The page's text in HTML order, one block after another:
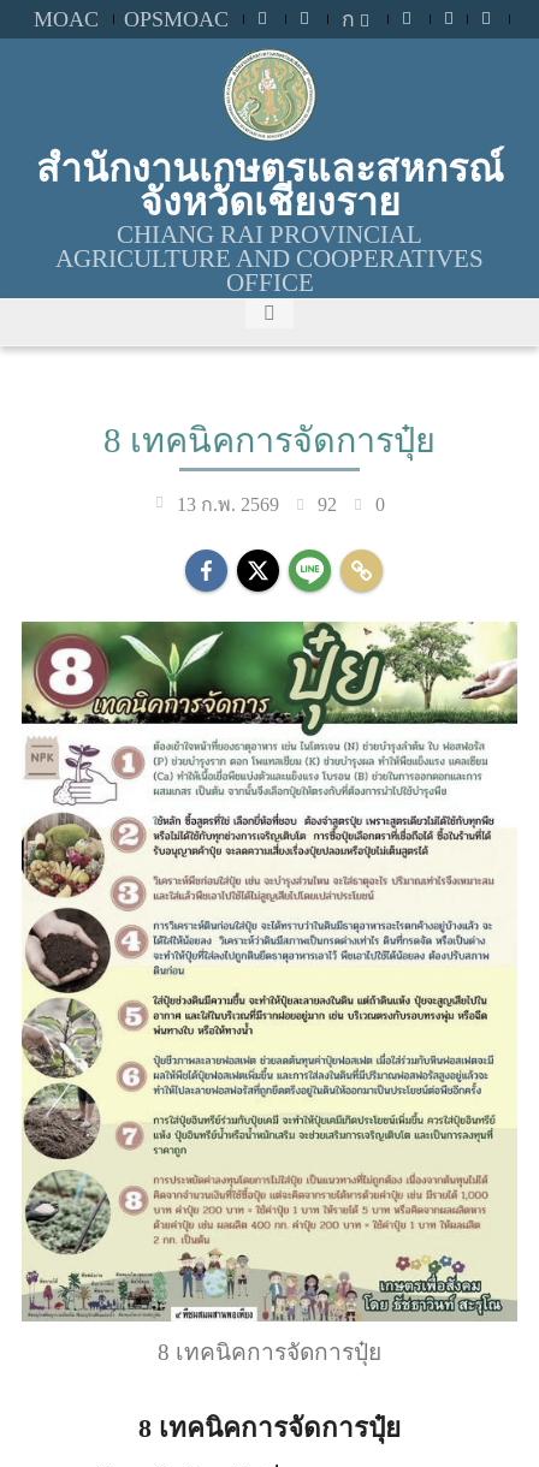
MOAC OPSMOAC ก
สำนักงานเกษตรและสหกรณ์
จังหวัดเชียงราย
CHIANG RAI PROVINCIAL
AGRICULTURE AND COOPERATIVES
OFFICE
8 เทคนิคการจัดการปุ๋ย
13 ก.พ. 2569 92 0
8 เทคนิคการจัดการปุ๋ย
8 เทคนิคการจัดการปุ๋ย